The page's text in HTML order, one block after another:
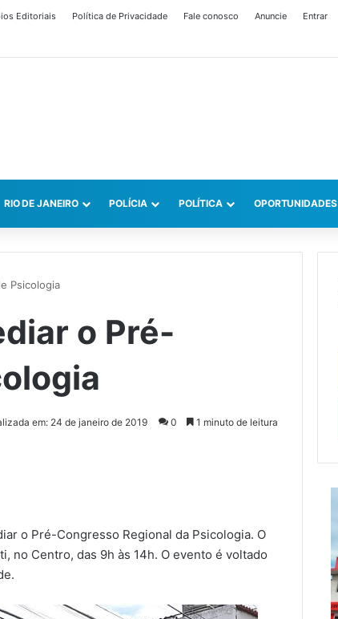
Editoriais Política de Privacidade Fale conosco Anuncie Entrar
RIO DE JANEIRO POLÍCIA POLÍTICA OPORTUNIDADES
Psicologia
o Pré-
em: 24 de janeiro de 2019 0 1 minuto de leitura
o Pré-Congresso Regional da Psicologia. O
no Centro, das 9h às 14h. O evento é voltado